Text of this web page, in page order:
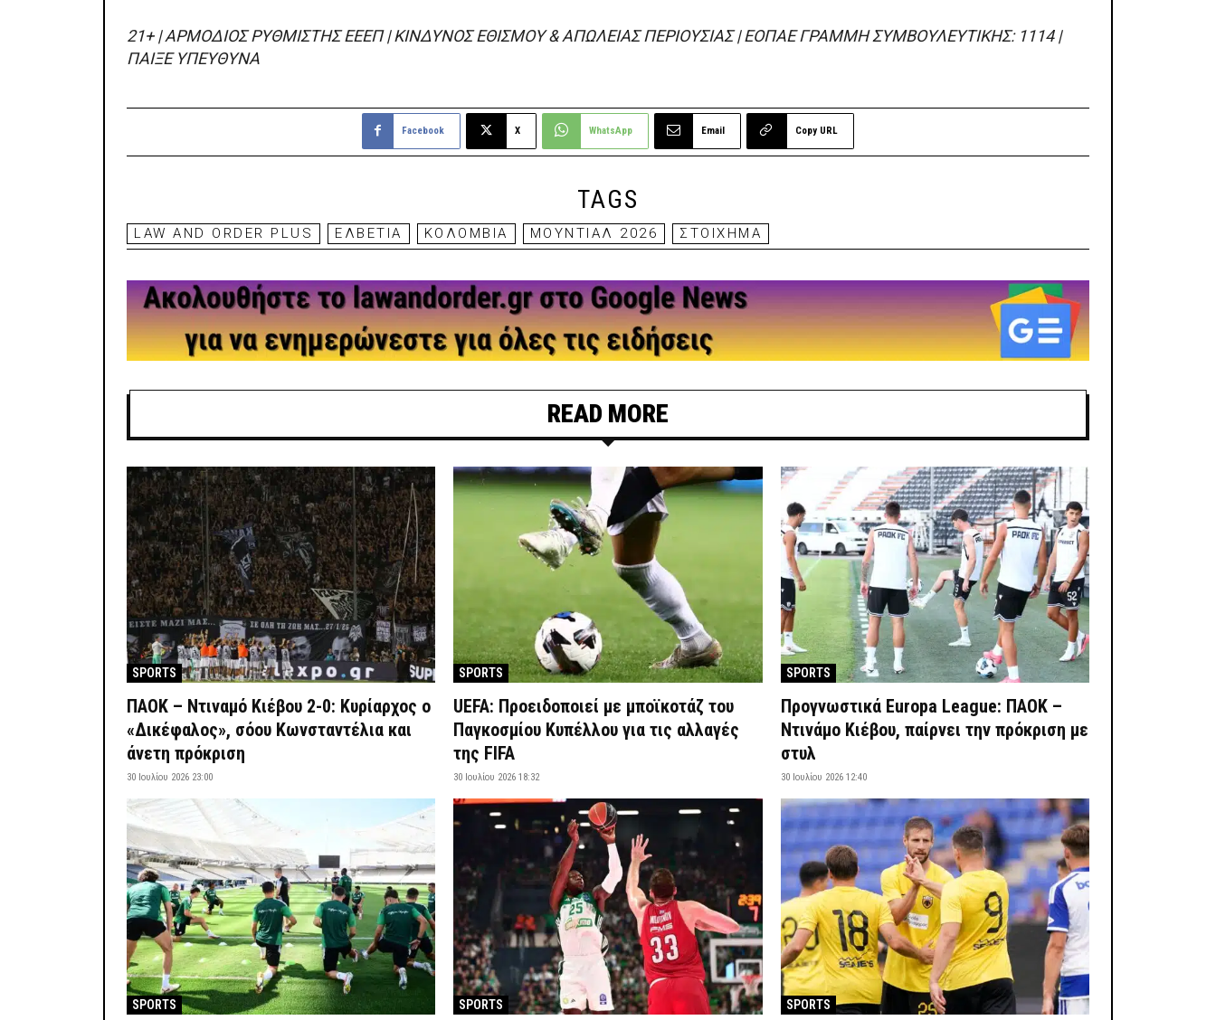
21+ | ΑΡΜΟΔΙΟΣ ΡΥΘΜΙΣΤΗΣ ΕΕΕΠ | ΚΙΝΔΥΝΟΣ ΕΘΙΣΜΟΥ & ΑΠΩΛΕΙΑΣ ΠΕΡΙΟΥΣΙΑΣ | ΕΟΠΑΕ ΓΡΑΜΜΗ ΣΥΜΒΟΥΛΕΥΤΙΚΗΣ: 1114 |
ΠΑΙΞΕ ΥΠΕΥΘΥΝΑ
Facebook X WhatsApp Email Copy URL
TAGS
LAW AND ORDER PLUS ΕΛΒΕΤΙΑ ΚΟΛΟΜΒΙΑ ΜΟΥΝΤΙΑΛ 2026 ΣΤΟΙΧΗΜΑ
READ MORE
SPORTS
ΠΑΟΚ – Ντιναμό Κιέβου 2-0: Κυρίαρχος ο
«Δικέφαλος», σόου Κωνσταντέλια και
άνετη πρόκριση
30 Ιουλίου 2026 23:00
SPORTS
UEFA: Προειδοποιεί με μποϊκοτάζ του
Παγκοσμίου Κυπέλλου για τις αλλαγές
της FIFA
30 Ιουλίου 2026 18:32
SPORTS
Προγνωστικά Europa League: ΠΑΟΚ –
Ντινάμο Κιέβου, παίρνει την πρόκριση με
στυλ
30 Ιουλίου 2026 12:40
SPORTS SPORTS SPORTS